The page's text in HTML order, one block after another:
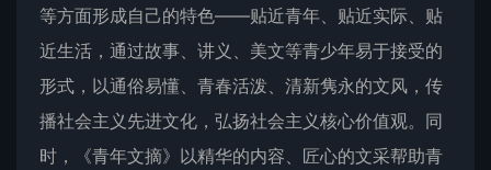
等方面形成自己的特色——贴近青年、贴近实际、贴
近生活，通过故事、讲义、美文等青少年易于接受的
形式，以通俗易懂、青春活泼、清新隽永的文风，传
播社会主义先进文化，弘扬社会主义核心价值观。同
时，《青年文摘》以精华的内容、匠心的文采帮助青